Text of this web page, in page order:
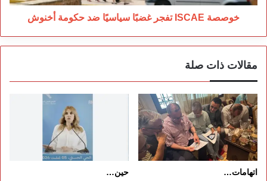
خوصصة ISCAE تفجر غضبًا سياسيًا ضد حكومة أخنوش
مقالات ذات صلة
اتهامات… حين…